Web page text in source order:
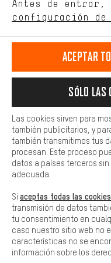
español
ES
RESCINDIR EL CONTRATO
Aviso Legal
Plataforma de
Configuración de
Todos los precios
gastos de
Antes de entrar,
configuración de
comportamiento de
Más confort
cookies de
sociales. Esto nos
adicionales que le
preguntas de forma
Básica
Las cookies básicas
Aceptar
Sólo las
Las cookies sirven para
también publicitarios, y
también transmitimos tus
procesan. Este proceso
datos a países terceros
adecuada.
Si aceptas todas las cookies
transmisión de datos
tu consentimiento en
caso nuestro sitio web no
características no se
información sobre los